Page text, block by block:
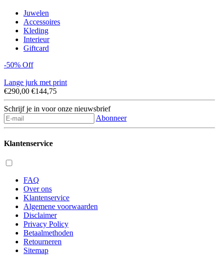
Juwelen
Accessoires
Kleding
Interieur
Giftcard
-50% Off
Lange jurk met print
€290,00 €144,75
Schrijf je in voor onze nieuwsbrief
Abonneer
Klantenservice
FAQ
Over ons
Klantenservice
Algemene voorwaarden
Disclaimer
Privacy Policy
Betaalmethoden
Retourneren
Sitemap